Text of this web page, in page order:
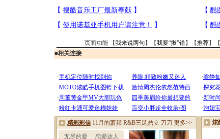
页面功能 【我来说两句 】【我要“揪”错】【推荐】
■相关连接